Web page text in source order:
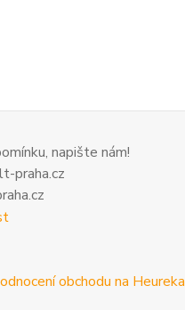
napište nám!
praha.cz